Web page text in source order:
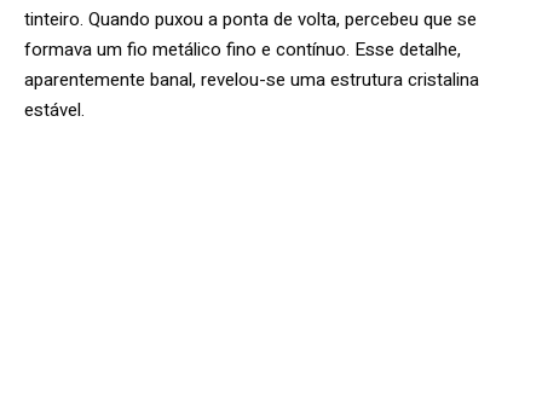
tinteiro. Quando puxou a ponta de volta, percebeu que se
formava um fio metálico fino e contínuo. Esse detalhe,
aparentemente banal, revelou-se uma estrutura cristalina
estável.